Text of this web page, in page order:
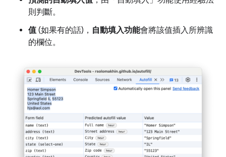
則判斷。
值 (如果有的話)， 自動填入功能會將該值插入所辨識
的欄位。